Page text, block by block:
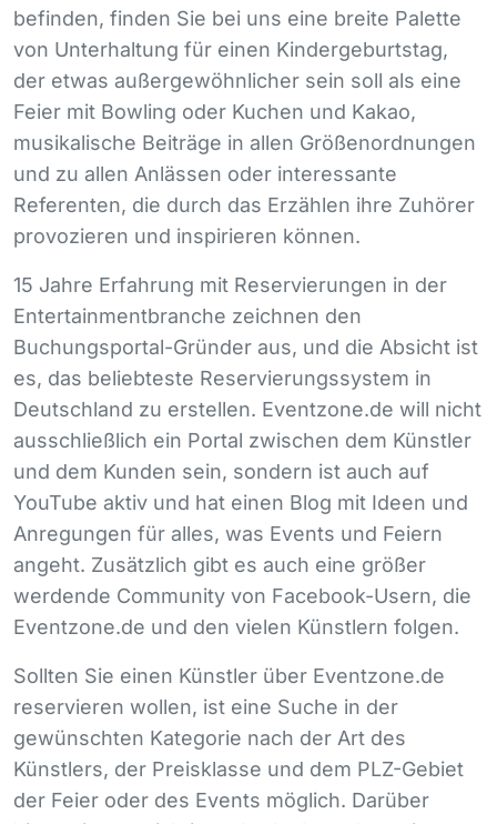
befinden, finden Sie bei uns eine breite Palette
von Unterhaltung für einen Kindergeburtstag,
der etwas außergewöhnlicher sein soll als eine
Feier mit Bowling oder Kuchen und Kakao,
musikalische Beiträge in allen Größenordnungen
und zu allen Anlässen oder interessante
Referenten, die durch das Erzählen ihre Zuhörer
provozieren und inspirieren können.
15 Jahre Erfahrung mit Reservierungen in der
Entertainmentbranche zeichnen den
Buchungsportal-Gründer aus, und die Absicht ist
es, das beliebteste Reservierungssystem in
Deutschland zu erstellen. Eventzone.de will nicht
ausschließlich ein Portal zwischen dem Künstler
und dem Kunden sein, sondern ist auch auf
YouTube aktiv und hat einen Blog mit Ideen und
Anregungen für alles, was Events und Feiern
angeht. Zusätzlich gibt es auch eine größer
werdende Community von Facebook-Usern, die
Eventzone.de und den vielen Künstlern folgen.
Sollten Sie einen Künstler über Eventzone.de
reservieren wollen, ist eine Suche in der
gewünschten Kategorie nach der Art des
Künstlers, der Preisklasse und dem PLZ-Gebiet
der Feier oder des Events möglich. Darüber